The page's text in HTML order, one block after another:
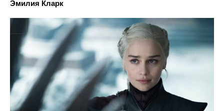
Эмилия Кларк